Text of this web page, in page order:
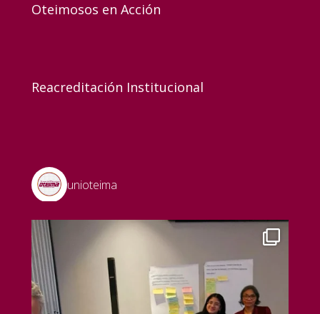
Oteimosos en Acción
Reacreditación Institucional
unioteima